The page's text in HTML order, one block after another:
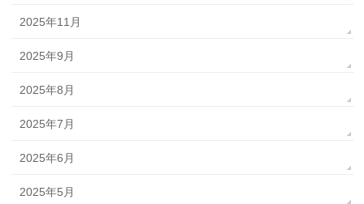
2025年11月
2025年9月
2025年8月
2025年7月
2025年6月
2025年5月